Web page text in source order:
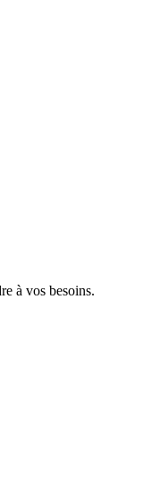
à vos besoins.